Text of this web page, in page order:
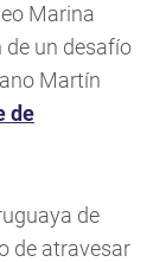
Marina
un desafío
Martín
de
de
de atravesar